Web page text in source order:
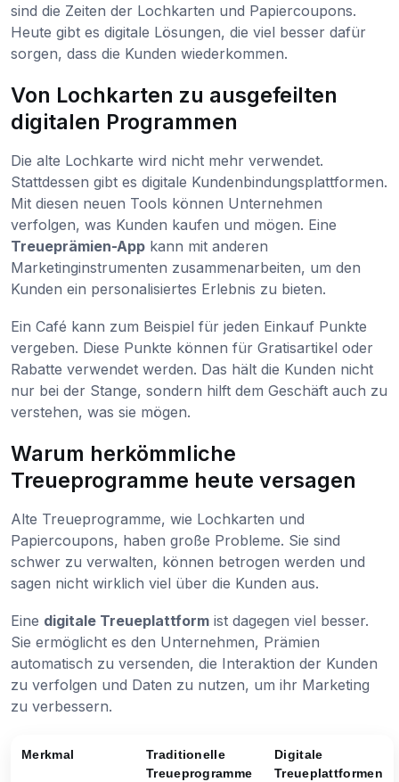
sind die Zeiten der Lochkarten und Papiercoupons.
Heute gibt es digitale Lösungen, die viel besser dafür
sorgen, dass die Kunden wiederkommen.
Von Lochkarten zu ausgefeilten
digitalen Programmen
Die alte Lochkarte wird nicht mehr verwendet.
Stattdessen gibt es digitale Kundenbindungsplattformen.
Mit diesen neuen Tools können Unternehmen
verfolgen, was Kunden kaufen und mögen. Eine
Treueprämien-App kann mit anderen
Marketinginstrumenten zusammenarbeiten, um den
Kunden ein personalisiertes Erlebnis zu bieten.
Ein Café kann zum Beispiel für jeden Einkauf Punkte
vergeben. Diese Punkte können für Gratisartikel oder
Rabatte verwendet werden. Das hält die Kunden nicht
nur bei der Stange, sondern hilft dem Geschäft auch zu
verstehen, was sie mögen.
Warum herkömmliche
Treueprogramme heute versagen
Alte Treueprogramme, wie Lochkarten und
Papiercoupons, haben große Probleme. Sie sind
schwer zu verwalten, können betrogen werden und
sagen nicht wirklich viel über die Kunden aus.
Eine digitale Treueplattform ist dagegen viel besser.
Sie ermöglicht es den Unternehmen, Prämien
automatisch zu versenden, die Interaktion der Kunden
zu verfolgen und Daten zu nutzen, um ihr Marketing
zu verbessern.
Merkmal
Traditionelle
Treueprogramme
Digitale
Treueplattformen